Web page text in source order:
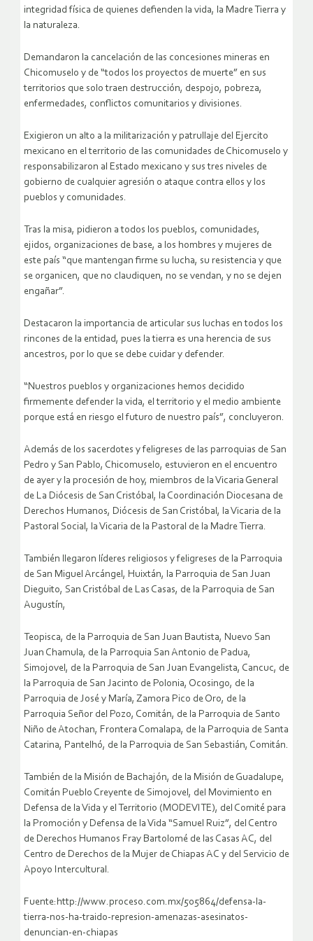
integridad física de quienes defienden la vida, la Madre Tierra y
la naturaleza.
Demandaron la cancelación de las concesiones mineras en
Chicomuselo y de “todos los proyectos de muerte” en sus
territorios que solo traen destrucción, despojo, pobreza,
enfermedades, conflictos comunitarios y divisiones.
Exigieron un alto a la militarización y patrullaje del Ejercito
mexicano en el territorio de las comunidades de Chicomuselo y
responsabilizaron al Estado mexicano y sus tres niveles de
gobierno de cualquier agresión o ataque contra ellos y los
pueblos y comunidades.
Tras la misa, pidieron a todos los pueblos, comunidades,
ejidos, organizaciones de base, a los hombres y mujeres de
este país “que mantengan firme su lucha, su resistencia y que
se organicen, que no claudiquen, no se vendan, y no se dejen
engañar”.
Destacaron la importancia de articular sus luchas en todos los
rincones de la entidad, pues la tierra es una herencia de sus
ancestros, por lo que se debe cuidar y defender.
“Nuestros pueblos y organizaciones hemos decidido
firmemente defender la vida, el territorio y el medio ambiente
porque está en riesgo el futuro de nuestro país”, concluyeron.
Además de los sacerdotes y feligreses de las parroquias de San
Pedro y San Pablo, Chicomuselo, estuvieron en el encuentro
de ayer y la procesión de hoy, miembros de la Vicaria General
de La Diócesis de San Cristóbal, la Coordinación Diocesana de
Derechos Humanos, Diócesis de San Cristóbal, la Vicaria de la
Pastoral Social, la Vicaria de la Pastoral de la Madre Tierra.
También llegaron líderes religiosos y feligreses de la Parroquia
de San Miguel Arcángel, Huixtán, la Parroquia de San Juan
Dieguito, San Cristóbal de Las Casas, de la Parroquia de San
Augustín,
Teopisca, de la Parroquia de San Juan Bautista, Nuevo San
Juan Chamula, de la Parroquia San Antonio de Padua,
Simojovel, de la Parroquia de San Juan Evangelista, Cancuc, de
la Parroquia de San Jacinto de Polonia, Ocosingo, de la
Parroquia de José y María, Zamora Pico de Oro, de la
Parroquia Señor del Pozo, Comitán, de la Parroquia de Santo
Niño de Atochan, Frontera Comalapa, de la Parroquia de Santa
Catarina, Pantelhó, de la Parroquia de San Sebastián, Comitán.
También de la Misión de Bachajón, de la Misión de Guadalupe,
Comitán Pueblo Creyente de Simojovel, del Movimiento en
Defensa de la Vida y el Territorio (MODEVITE), del Comité para
la Promoción y Defensa de la Vida “Samuel Ruiz”, del Centro
de Derechos Humanos Fray Bartolomé de las Casas AC, del
Centro de Derechos de la Mujer de Chiapas AC y del Servicio de
Apoyo Intercultural.
Fuente:http://www.proceso.com.mx/505864/defensa-la-
tierra-nos-ha-traido-represion-amenazas-asesinatos-
denuncian-en-chiapas